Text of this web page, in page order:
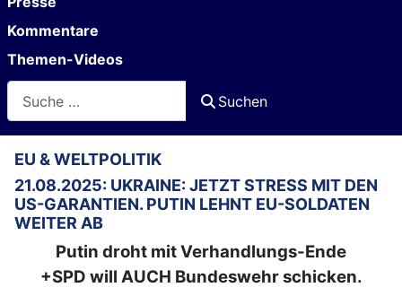
Kommentare
Themen-Videos
Suchen
EU & WELTPOLITIK
21.08.2025: UKRAINE: JETZT STRESS MIT DEN
US-GARANTIEN. PUTIN LEHNT EU-SOLDATEN
WEITER AB
Putin droht mit Verhandlungs-Ende
+SPD will AUCH Bundeswehr schicken.